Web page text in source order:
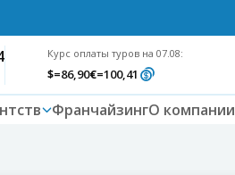
Курс оплаты туров на 07.08:
$=86,90€=100,41
ФранчайзингО компании